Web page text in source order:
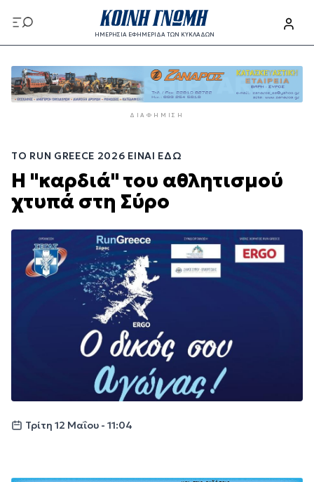
προς
το
περιεχόμενο
ΗΜΕΡΗΣΙΑ ΕΦΗΜΕΡΙΔΑ ΤΩΝ ΚΥΚΛΑΔΩΝ
προς
το
κυρίως
ΔΙΑΦΉΜΙΣΗ
ΤΟ RUN GREECE 2026 ΕΊΝΑΙ ΕΔΏ
Η "καρδιά" του αθλητισμού
χτυπά στη Σύρο
Τρίτη 12 Μαΐου - 11:04